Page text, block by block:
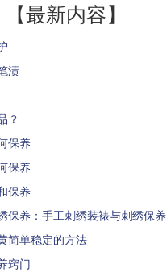
【最新内容】
渍
？
保养
保养
保养
保养：手工刺绣装裱与刺绣保养
简单稳定的方法
窍门